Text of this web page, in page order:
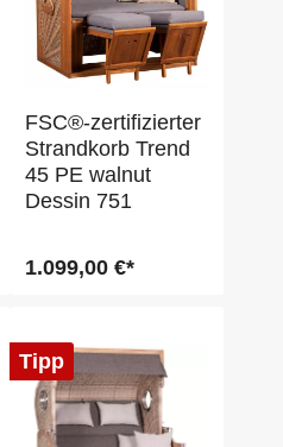
FSC®-zertifizierter
Strandkorb Trend
45 PE walnut
Dessin 751
1.099,00 €*
Tipp